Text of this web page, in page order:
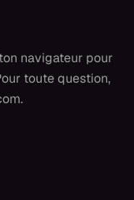
navigateur pour
toute question,